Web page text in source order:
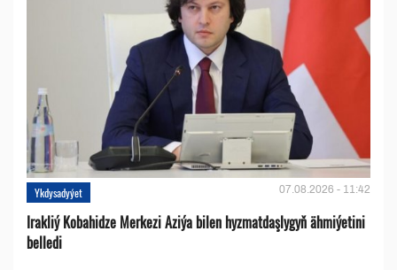
Ykdysadyýet 07.08.2026 - 11:42
Irakliý Kobahidze Merkezi Aziýa bilen hyzmatdaşlygyň ähmiýetini
belledi